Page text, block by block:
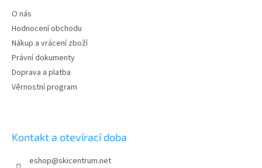
O nás
Hodnocení obchodu
Nákup a vrácení zboží
Právní dokumenty
Doprava a platba
Věrnostní program
Kontakt a otevírací doba
eshop@skicentrum.net